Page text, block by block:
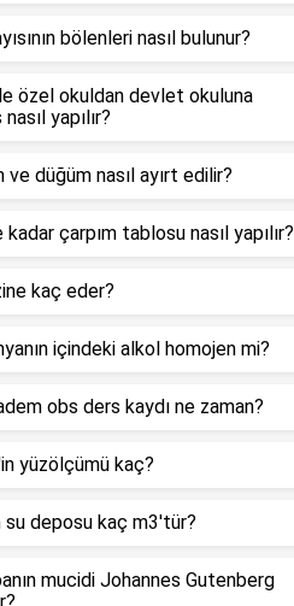
bölenleri nasıl bulunur?
özel okuldan devlet okuluna
yapılır?
ve düğüm nasıl ayırt edilir?
çarpım tablosu nasıl yapılır?
kaç eder?
içindeki alkol homojen mi?
obs ders kaydı ne zaman?
yüzölçümü kaç?
deposu kaç m3'tür?
mucidi Johannes Gutenberg